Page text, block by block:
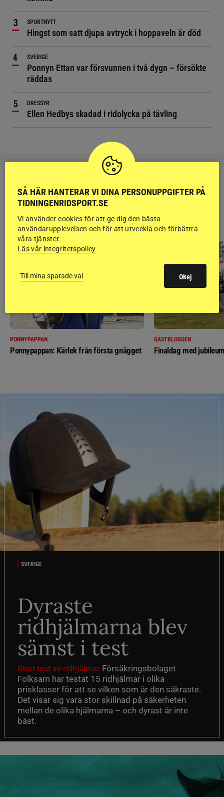
SPORTNYTT
Hingst som satt djupa avtryck i hoppaveln är död
SVERIGE
Ponnyn Ettan var försvunnen i två dygn – försökte
räddas
DRESSYR
Ellen Hedbys skadad i ridolycka på tävling
RIDSPORT
BLOGGAR
PONNYPAPPAN
Ponnypappan: Kärlek från första gnägget
GÄSTBLOGGEN
Finaldag med
SVERIGE
Dyraste
ridhjälmarna blev
sämst i test
Stort test av ridhjälmar Försäkringsbolaget
Folksam har testat 15 ridhjälmar i olika
prisklasser för att se vilken som är den säkraste.
Det visar sig vara stor skillnad på säkerheten
mellan de olika hjälmarna – och dyrast är inte
bäst.
SÅ HÄR HANTERAR VI DINA PERSONUPPGIFTER PÅ
TIDNINGENRIDSPORT.SE
Vi använder cookies för att ge dig den bästa
användarupplevelsen och för att utveckla och förbättra
våra tjänster.
Läs vår integritetspolicy
Till mina sparade val Okej